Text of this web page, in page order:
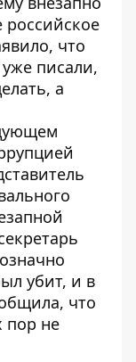
российское
что
писали,
, а
убит, и в
что
пор не